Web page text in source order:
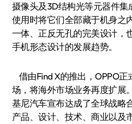
摄像头及3D结构光等元器件
使用时将它们全部藏于机身之
一体、正反无孔的完美设计，
手机形态设计的发展趋势。
借由Find X的推出，OPPO
场，将海外市场业务再度扩展
基尼汽车宣布达成了全球战略
产品、设计、技术、商业以及